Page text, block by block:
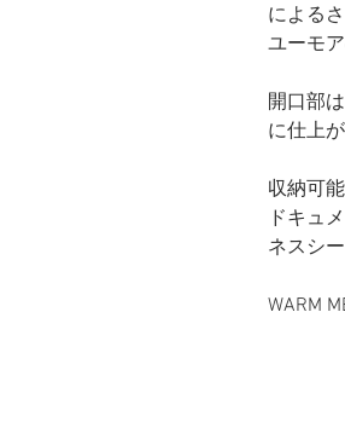
による
ユーモ
開口部
に仕上
収納可
ドキュ
ネスシ
WARM